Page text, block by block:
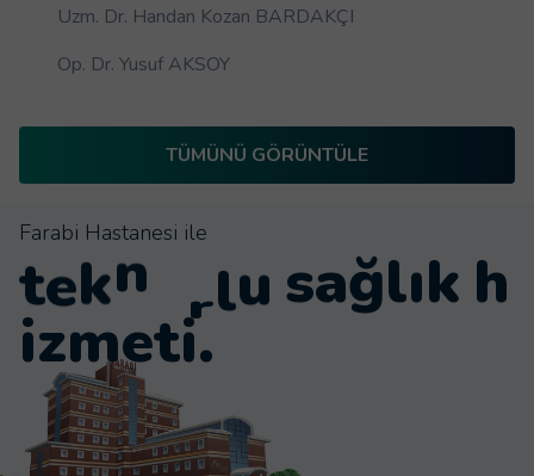
Uzm. Dr. Handan Kozan BARDAKÇI
Op. Dr. Yusuf AKSOY
TÜMÜNÜ GÖRÜNTÜLE
Farabi Hastanesi ile
ağlık h
izmeti.
tekn loji